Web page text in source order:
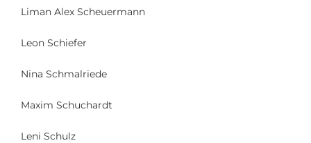
Liman Alex Scheuermann
Leon Schiefer
Nina Schmalriede
Maxim Schuchardt
Leni Schulz